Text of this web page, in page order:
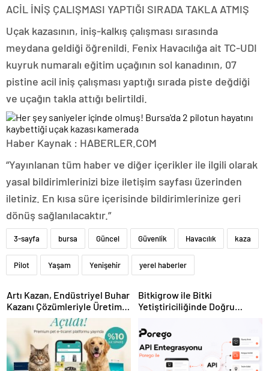
ACİL İNİŞ ÇALIŞMASI YAPTIĞI SIRADA TAKLA ATMIŞ
Uçak kazasının, iniş-kalkış çalışması sırasında
meydana geldiği öğrenildi. Fenix Havacılığa ait TC-UDI
kuyruk numaralı eğitim uçağının sol kanadının, 07
pistine acil iniş çalışması yaptığı sırada piste değdiği
ve uçağın takla attığı belirtildi.
Haber Kaynak : HABERLER.COM
“Yayınlanan tüm haber ve diğer içerikler ile ilgili olarak
yasal bildirimlerinizi bize iletişim sayfası üzerinden
iletiniz. En kısa süre içerisinde bildirimlerinize geri
dönüş sağlanılacaktır.”
3-sayfa bursa Güncel Güvenlik Havacılık kaza
Pilot Yaşam Yenişehir yerel haberler
Artı Kazan, Endüstriyel Buhar
Kazanı Çözümleriyle Üretim
Tesislerine Verimli Sistemler
Sunuyor
Bitkigrow ile Bitki
Yetiştiriciliğinde Doğru